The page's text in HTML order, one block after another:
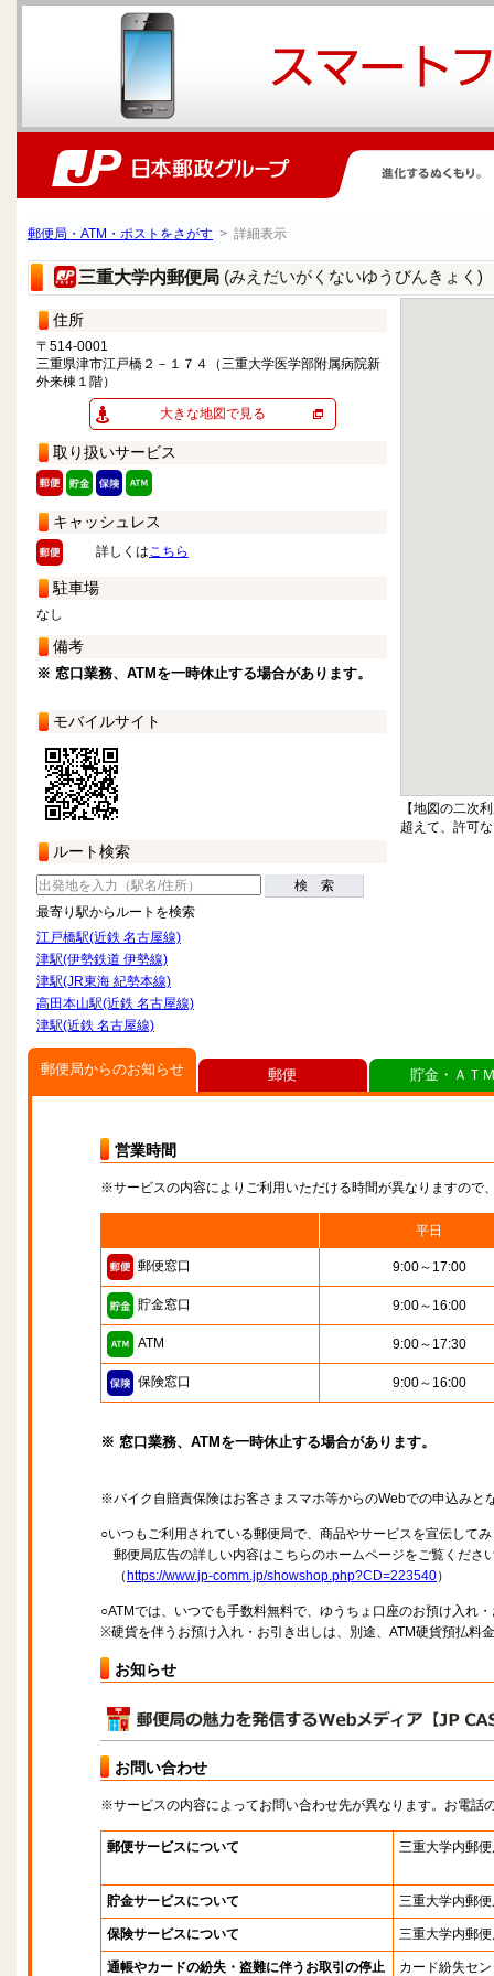
郵便局・ATM・ポストをさがす > 詳細表示
三重大学内郵便局 (みえだいがくないゆうびんきょく)
住所
〒514-0001
三重県津市江戸橋２－１７４（三重大学医学部附属病院新
外来棟１階）
大きな地図で見る
取り扱いサービス
キャッシュレス
詳しくはこちら
駐車場
なし
備考
※ 窓口業務、ATMを一時休止する場合があります。
モバイルサイト
ルート検索
検 索
最寄り駅からルートを検索
江戸橋駅(近鉄 名古屋線)
津駅(伊勢鉄道 伊勢線)
津駅(JR東海 紀勢本線)
高田本山駅(近鉄 名古屋線)
津駅(近鉄 名古屋線)
【地図の二次
超えて、許可
郵便局からのお知らせ
営業時間
※サービスの内容によりご利用いただける時間が異なりますので
平日
郵便窓口 9:00～17:00
貯金窓口 9:00～16:00
ATM 9:00～17:30
保険窓口 9:00～16:00
※ 窓口業務、ATMを一時休止する場合があります。
※バイク自賠責保険はお客さまスマホ等からのWebでの申込みと
○いつもご利用されている郵便局で、商品やサービスを宣伝して
郵便局広告の詳しい内容はこちらのホームページをご覧くださ
（ https://www.jp-comm.jp/showshop.php?CD=223540）
○ATMでは、いつでも手数料無料で、ゆうちょ口座のお預け入れ
※硬貨を伴うお預け入れ・お引き出しは、別途、ATM硬貨預払料
お知らせ
お問い合わせ
※サービスの内容によってお問い合わせ先が異なります。お電話
郵便サービスについて 三重大学内郵
貯金サービスについて 三重大学内郵
保険サービスについて 三重大学内郵
通帳やカードの紛失・盗難に伴うお取引の停止 カード紛失セ
郵便 貯金・ＡＴ